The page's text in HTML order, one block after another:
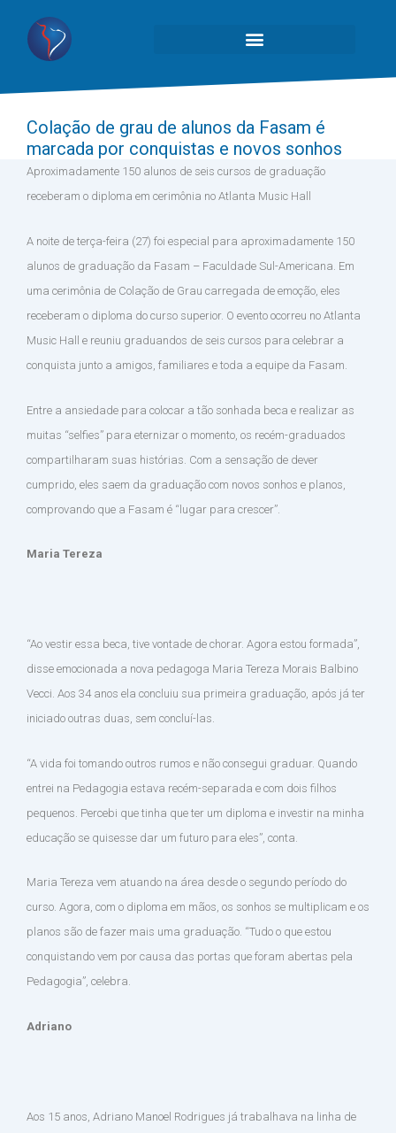
Colação de grau de alunos da Fasam é
marcada por conquistas e novos sonhos
Aproximadamente 150 alunos de seis cursos de graduação
receberam o diploma em cerimônia no Atlanta Music Hall
A noite de terça-feira (27) foi especial para aproximadamente 150
alunos de graduação da Fasam – Faculdade Sul-Americana. Em
uma cerimônia de Colação de Grau carregada de emoção, eles
receberam o diploma do curso superior. O evento ocorreu no Atlanta
Music Hall e reuniu graduandos de seis cursos para celebrar a
conquista junto a amigos, familiares e toda a equipe da Fasam.
Entre a ansiedade para colocar a tão sonhada beca e realizar as
muitas “selfies” para eternizar o momento, os recém-graduados
compartilharam suas histórias. Com a sensação de dever
cumprido, eles saem da graduação com novos sonhos e planos,
comprovando que a Fasam é “lugar para crescer”.
Maria Tereza
“Ao vestir essa beca, tive vontade de chorar. Agora estou formada”,
disse emocionada a nova pedagoga Maria Tereza Morais Balbino
Vecci. Aos 34 anos ela concluiu sua primeira graduação, após já ter
iniciado outras duas, sem concluí-las.
“A vida foi tomando outros rumos e não consegui graduar. Quando
entrei na Pedagogia estava recém-separada e com dois filhos
pequenos. Percebi que tinha que ter um diploma e investir na minha
educação se quisesse dar um futuro para eles”, conta.
Maria Tereza vem atuando na área desde o segundo período do
curso. Agora, com o diploma em mãos, os sonhos se multiplicam e os
planos são de fazer mais uma graduação. “Tudo o que estou
conquistando vem por causa das portas que foram abertas pela
Pedagogia”, celebra.
Adriano
Aos 15 anos, Adriano Manoel Rodrigues já trabalhava na linha de